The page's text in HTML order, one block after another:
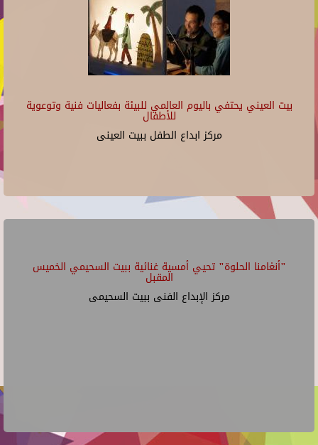
بيت العيني يحتفي باليوم العالمي للبيئة بفعاليات فنية وتوعوية
للأطفال
مركز ابداع الطفل ببيت العينى
"أنغامنا الحلوة" تحيي أمسية غنائية ببيت السحيمي الخميس
المقبل
مركز الإبداع الفنى ببيت السحيمى